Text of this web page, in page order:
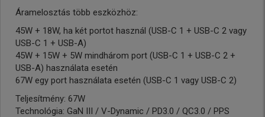
Áramelosztás több eszközhöz:
45W + 18W, ha két portot használ (USB-C 1 + USB-C 2 vagy
USB-C 1 + USB-A)
45W + 15W + 5W mindhárom port (USB-C 1 + USB-C 2 +
USB-A) használata esetén
67W egy port használata esetén (USB-C 1 vagy USB-C 2)
Teljesítmény: 67W
Technológia: GaN III / V-Dynamic / PD3.0 / QC3.0 / PPS